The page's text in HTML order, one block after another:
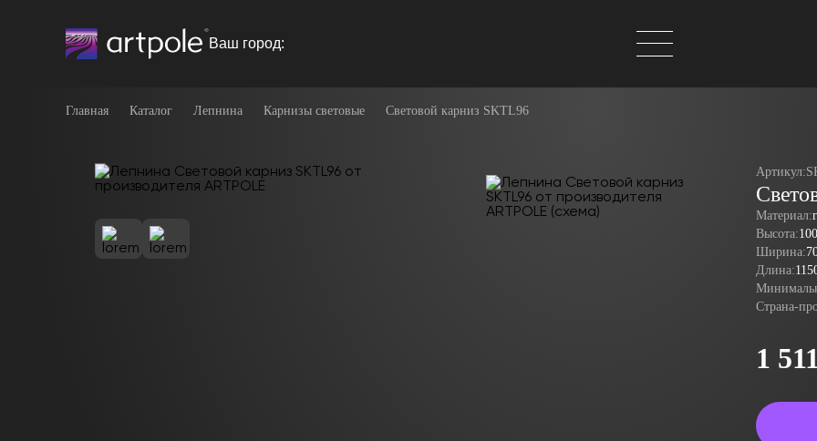
Ваш город:
Главная Каталог Лепнина Карнизы световые Световой карниз SKTL96
Артикул:
Материал:
Высота:
Ширина:
Длина:
Страна-
1